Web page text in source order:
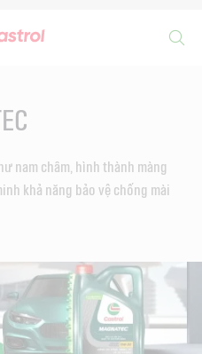
nam châm, hình thành màng
khả năng bảo vệ chống mài